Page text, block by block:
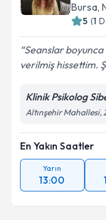
Bursa,
5 (1
Seanslar boyunca
verilmiş hissettim.
Klinik Psikolog
Altınşehir Mahallesi,
En Yakın Saatler
Yarın
13:00